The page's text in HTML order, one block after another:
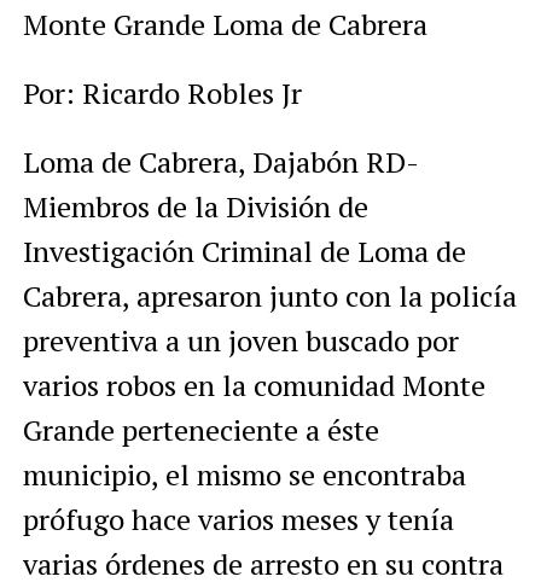
Monte Grande Loma de Cabrera
Por: Ricardo Robles Jr
Loma de Cabrera, Dajabón RD-
Miembros de la División de
Investigación Criminal de Loma de
Cabrera, apresaron junto con la policía
preventiva a un joven buscado por
varios robos en la comunidad Monte
Grande perteneciente a éste
municipio, el mismo se encontraba
prófugo hace varios meses y tenía
varias órdenes de arresto en su contra